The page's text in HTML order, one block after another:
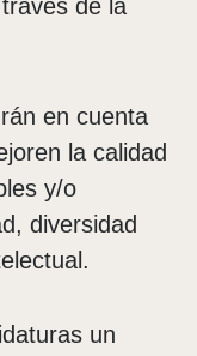
de la
en cuenta
la calidad
y/o
diversidad
un